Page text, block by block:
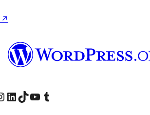
↗
Threads
compte Facebook
notre compte Instagram
Consulter notre compte LinkedIn
Visiter notre compte TokTok
Visiter notre chaîne YouTube
Visiter notre compte Tumblr